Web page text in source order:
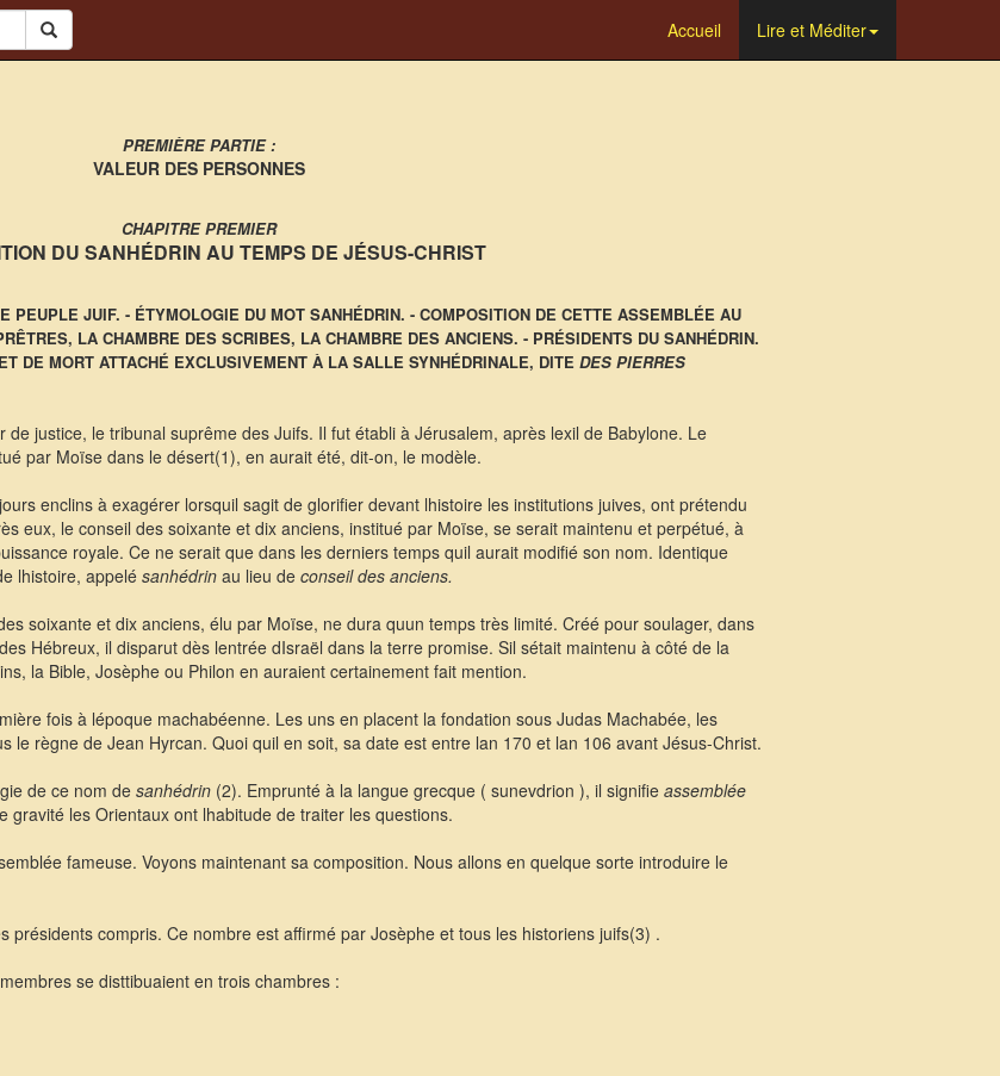
Accueil Lire et Méditer
PREMIÈRE PARTIE :
VALEUR DES PERSONNES
CHAPITRE PREMIER
DU SANHÉDRIN AU TEMPS DE JÉSUS-CHRIST
PEUPLE JUIF. - ÉTYMOLOGIE DU MOT SANHÉDRIN. - COMPOSITION DE CETTE ASSEMBLÉE AU
LA CHAMBRE DES SCRIBES, LA CHAMBRE DES ANCIENS. - PRÉSIDENTS DU SANHÉDRIN.
DE MORT ATTACHÉ EXCLUSIVEMENT À LA SALLE SYNHÉDRINALE, DITE DES PIERRES
justice, le tribunal suprême des Juifs. Il fut établi à Jérusalem, après lexil de Babylone. Le
par Moïse dans le désert(1), en aurait été, dit-on, le modèle.
enclins à exagérer lorsquil sagit de glorifier devant lhistoire les institutions juives, ont prétendu
eux, le conseil des soixante et dix anciens, institué par Moïse, se serait maintenu et perpétué, à
royale. Ce ne serait que dans les derniers temps quil aurait modifié son nom. Identique
lhistoire, appelé sanhédrinau lieu de conseil des anciens.
soixante et dix anciens, élu par Moïse, ne dura quun temps très limité. Créé pour soulager, dans
Hébreux, il disparut dès lentrée dIsraël dans la terre promise. Sil sétait maintenu à côté de la
la Bible, Josèphe ou Philon en auraient certainement fait mention.
fois à lépoque machabéenne. Les uns en placent la fondation sous Judas Machabée, les
règne de Jean Hyrcan. Quoi quil en soit, sa date est entre lan 170 et lan 106 avant Jésus-Christ.
de ce nom de sanhédrin(2). Emprunté à la langue grecque ( sunevdrion ), il signifie assemblée
les Orientaux ont lhabitude de traiter les questions.
fameuse. Voyons maintenant sa composition. Nous allons en quelque sorte introduire le
présidents compris. Ce nombre est affirmé par Josèphe et tous les historiens juifs(3) .
se disttibuaient en trois chambres :